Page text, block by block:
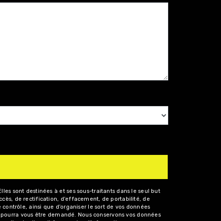
sont destinées à et ses sous-traitants dans le seul but
de rectification, d’effacement, de portabilité, de
ainsi que d’organiser le sort de vos données
vous être demandé. Nous conservons vos données